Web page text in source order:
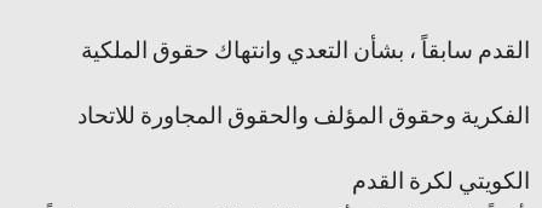
القدم سابقاً ، بشأن التعدي وانتهاك حقوق الملكية
الفكرية وحقوق المؤلف والحقوق المجاورة للاتحاد
الكويتي لكرة القدم